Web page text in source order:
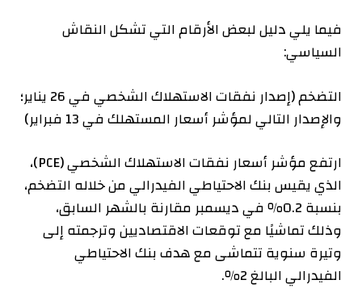
فيما يلي دليل لبعض الأرقام التي تشكل النقاش
السياسي:
التضخم (إصدار نفقات الاستهلاك الشخصي في 26 يناير؛
والإصدار التالي لمؤشر أسعار المستهلك في 13 فبراير)
ارتفع مؤشر أسعار نفقات الاستهلاك الشخصي (PCE)،
الذي يقيس بنك الاحتياطي الفيدرالي من خلاله التضخم،
بنسبة 0.2٪ في ديسمبر مقارنة بالشهر السابق،
وذلك تماشيًا مع توقعات الاقتصاديين وترجمته إلى
وتيرة سنوية تتماشى مع هدف بنك الاحتياطي
الفيدرالي البالغ 2٪.